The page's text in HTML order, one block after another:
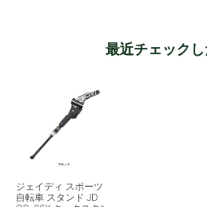
最近チェック
ジェイディ スポーツ
自転車 スタンド JD